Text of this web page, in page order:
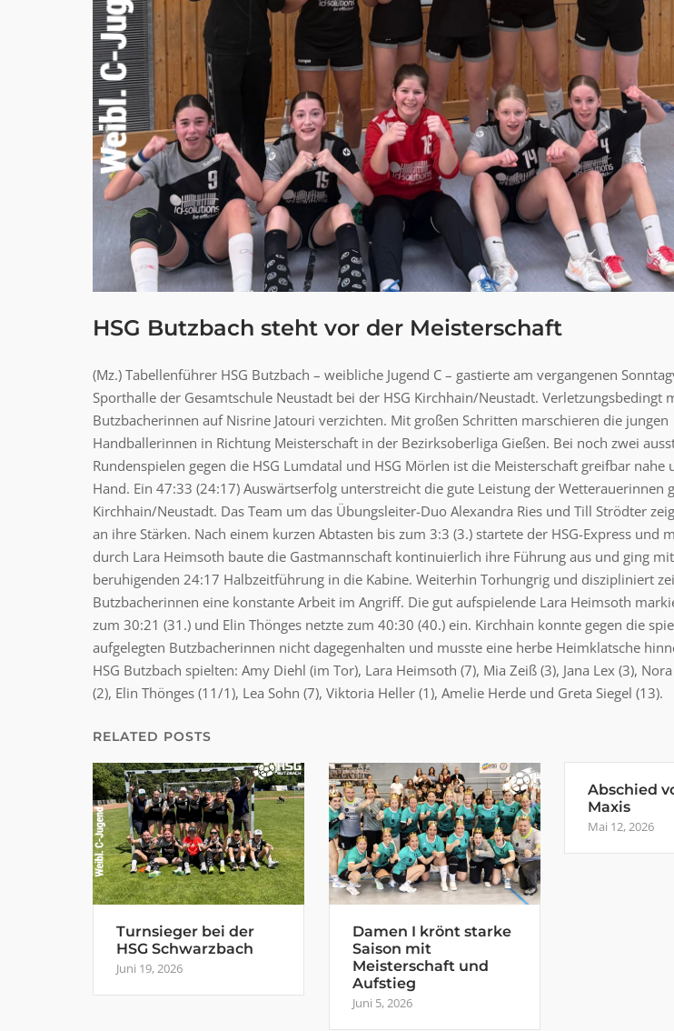
HSG Butzbach steht vor der Meisterschaft
(Mz.) Tabellenführer HSG Butzbach – weibliche Jugend C – gastierte am vergangenen
Sporthalle der Gesamtschule Neustadt bei der HSG Kirchhain/Neustadt. Verletzungsbedingt
Butzbacherinnen auf Nisrine Jatouri verzichten. Mit großen Schritten marschieren die jungen
Handballerinnen in Richtung Meisterschaft in der Bezirksoberliga Gießen. Bei noch zwei
Rundenspielen gegen die HSG Lumdatal und HSG Mörlen ist die Meisterschaft greifbar nahe
Hand. Ein 47:33 (24:17) Auswärtserfolg unterstreicht die gute Leistung der Wetterauerinnen
Kirchhain/Neustadt. Das Team um das Übungsleiter-Duo Alexandra Ries und Till Strödter
an ihre Stärken. Nach einem kurzen Abtasten bis zum 3:3 (3.) startete der HSG-Express und
durch Lara Heimsoth baute die Gastmannschaft kontinuierlich ihre Führung aus und ging
beruhigenden 24:17 Halbzeitführung in die Kabine. Weiterhin Torhungrig und diszipliniert
Butzbacherinnen eine konstante Arbeit im Angriff. Die gut aufspielende Lara Heimsoth
zum 30:21 (31.) und Elin Thönges netzte zum 40:30 (40.) ein. Kirchhain konnte gegen die
aufgelegten Butzbacherinnen nicht dagegenhalten und musste eine herbe Heimklatsche
HSG Butzbach spielten: Amy Diehl (im Tor), Lara Heimsoth (7), Mia Zeiß (3), Jana Lex (3),
(2), Elin Thönges (11/1), Lea Sohn (7), Viktoria Heller (1), Amelie Herde und Greta Siegel (13).
RELATED POSTS
Turnsieger bei der
HSG Schwarzbach
Juni 19, 2026
Damen I krönt starke
Saison mit
Meisterschaft und
Aufstieg
Juni 5, 2026
Abschied
Maxis
Mai 12, 2026